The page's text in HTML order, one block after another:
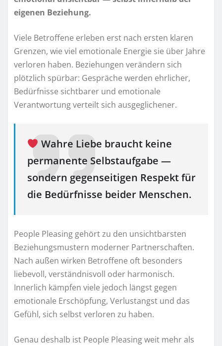
eigenen Beziehung.
Viele Betroffene erleben erst nach ersten klaren
Grenzen, wie viel emotionale Energie sie über Jahre
verloren haben. Beziehungen verändern sich
plötzlich spürbar: Gespräche werden ehrlicher,
Bedürfnisse sichtbarer und emotionale
Verantwortung verteilt sich ausgeglichener.
Wahre Liebe braucht keine
permanente Selbstaufgabe —
sondern gegenseitigen Respekt für
die Bedürfnisse beider Menschen.
People Pleasing gehört zu den unsichtbarsten
Beziehungsmustern moderner Partnerschaften.
Nach außen wirken Betroffene oft besonders
liebevoll, verständnisvoll oder harmonisch.
Innerlich kämpfen viele jedoch längst gegen
emotionale Erschöpfung, Verlustangst und das
Gefühl, sich selbst verloren zu haben.
Genau deshalb ist People Pleasing weit mehr als